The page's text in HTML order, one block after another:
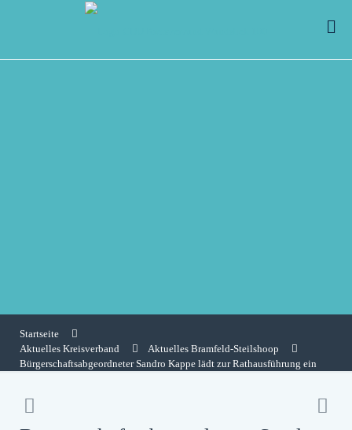
Startseite
Aktuelles Kreisverband
Aktuelles Bramfeld-Steilshoop
Bürgerschaftsabgeordneter Sandro Kappe lädt zur Rathausführung ein